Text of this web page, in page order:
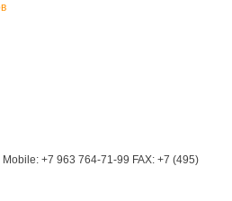
Mobile: +7 963 764-71-99 FAX: +7 (495)